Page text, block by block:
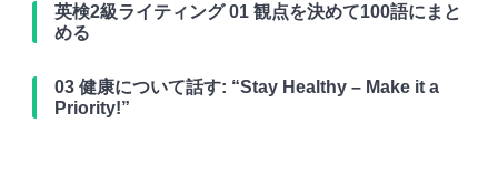
英検2級ライティング 01 観点を決めて100語にまと
める
03 健康について話す: “Stay Healthy – Make it a
Priority!”